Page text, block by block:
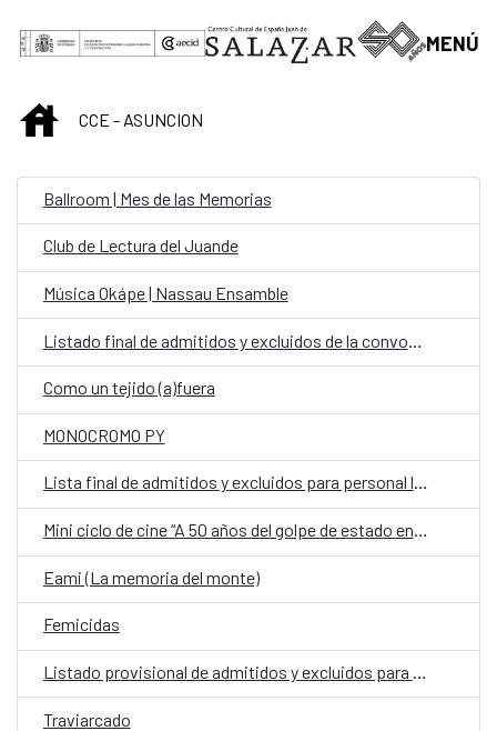
Saltar al contenido principal
MENÚ
INICIOCCE - ASUNCION
Ballroom | Mes de las Memorias
Club de Lectura del Juande
Música Okápe | Nassau Ensamble
Como un tejido (a)fuera
MONOCROMO PY
Lista final de admitidos y excluidos para personal laboral fijo en la Embajada de España en Asunción
Mini ciclo de cine “A 50 años del golpe de estado en Chile”
Eami (La memoria del monte)
Femicidas
Listado provisional de admitidos y excluidos para la Embajada de España
Traviarcado